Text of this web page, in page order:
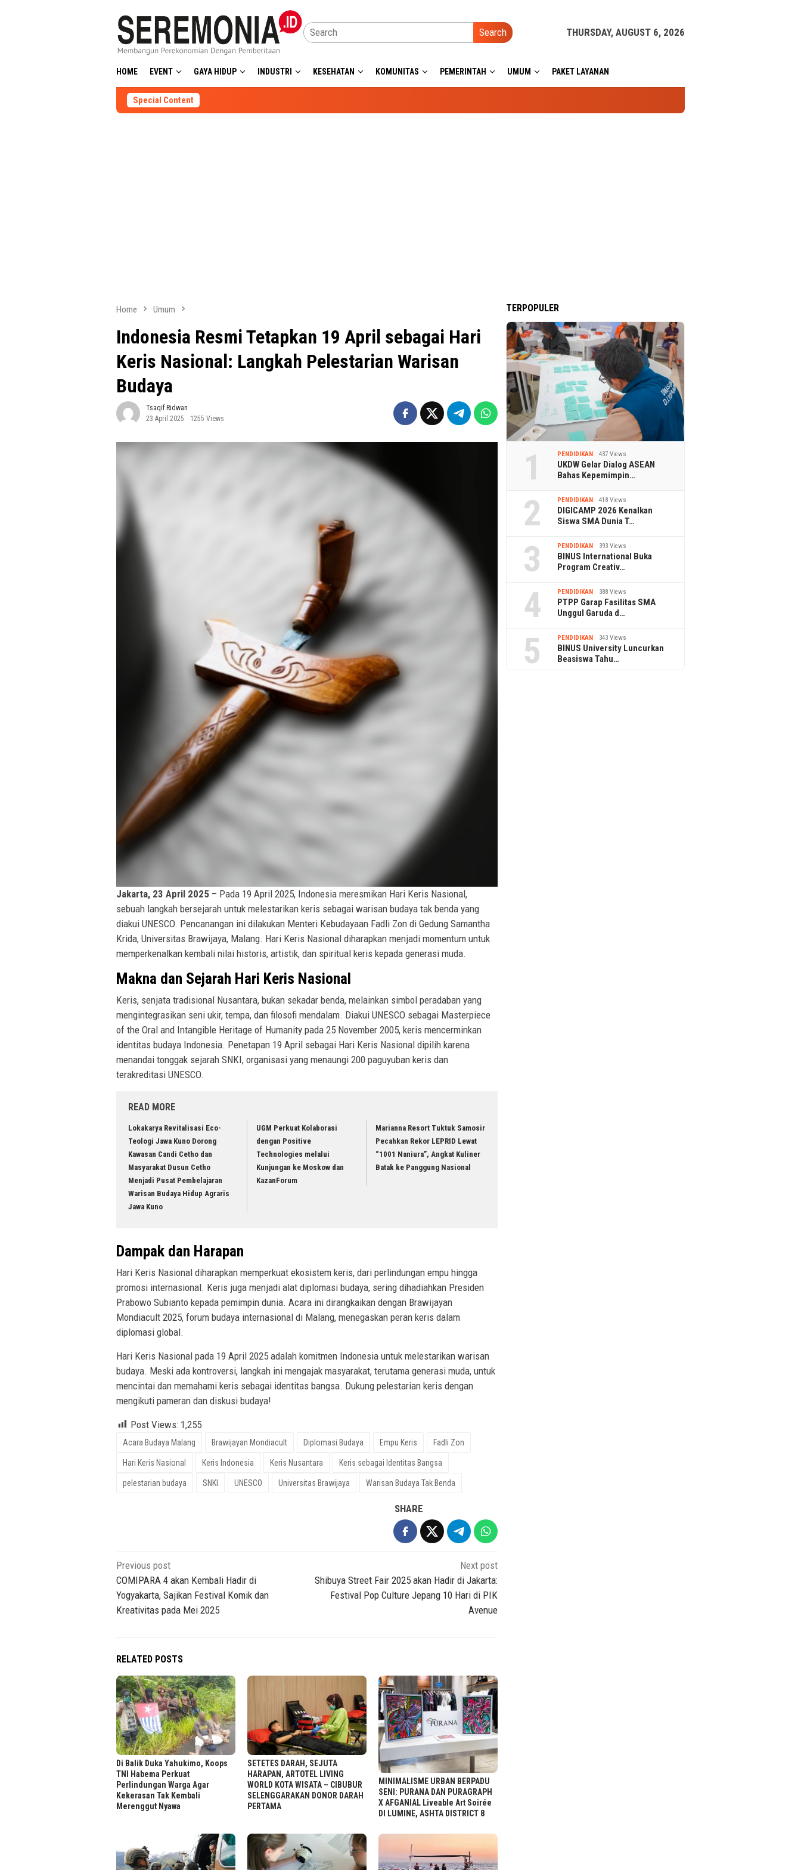
Search THURSDAY, AUGUST 6, 2026
HOME EVENT GAYA HIDUP INDUSTRI KESEHATAN KOMUNITAS PEMERINTAH UMUM PAKET LAYANAN
Special Content
Home Umum
Indonesia Resmi Tetapkan 19 April sebagai Hari
Keris Nasional: Langkah Pelestarian Warisan
Budaya
Tsaqif Ridwan
23 April 2025
1255 Views
Jakarta, 23 April 2025 – Pada 19 April 2025, Indonesia meresmikan Hari Keris Nasional,
sebuah langkah bersejarah untuk melestarikan keris sebagai warisan budaya tak benda yang
diakui UNESCO. Pencanangan ini dilakukan Menteri Kebudayaan Fadli Zon di Gedung Samantha
Krida, Universitas Brawijaya, Malang. Hari Keris Nasional diharapkan menjadi momentum untuk
memperkenalkan kembali nilai historis, artistik, dan spiritual keris kepada generasi muda.
Makna dan Sejarah Hari Keris Nasional
Keris, senjata tradisional Nusantara, bukan sekadar benda, melainkan simbol peradaban yang
mengintegrasikan seni ukir, tempa, dan filosofi mendalam. Diakui UNESCO sebagai Masterpiece
of the Oral and Intangible Heritage of Humanity pada 25 November 2005, keris mencerminkan
identitas budaya Indonesia. Penetapan 19 April sebagai Hari Keris Nasional dipilih karena
menandai tonggak sejarah SNKI, organisasi yang menaungi 200 paguyuban keris dan
terakreditasi UNESCO.
READ MORE
Lokakarya Revitalisasi Eco-
Teologi Jawa Kuno Dorong
Kawasan Candi Cetho dan
Masyarakat Dusun Cetho
Menjadi Pusat Pembelajaran
Warisan Budaya Hidup Agraris
Jawa Kuno
UGM Perkuat Kolaborasi
dengan Positive
Technologies melalui
Kunjungan ke Moskow dan
KazanForum
Marianna Resort Tuktuk Samosir
Pecahkan Rekor LEPRID Lewat
“1001 Naniura”, Angkat Kuliner
Batak ke Panggung Nasional
Dampak dan Harapan
Hari Keris Nasional diharapkan memperkuat ekosistem keris, dari perlindungan empu hingga
promosi internasional. Keris juga menjadi alat diplomasi budaya, sering dihadiahkan Presiden
Prabowo Subianto kepada pemimpin dunia. Acara ini dirangkaikan dengan Brawijayan
Mondiacult 2025, forum budaya internasional di Malang, menegaskan peran keris dalam
diplomasi global.
Hari Keris Nasional pada 19 April 2025 adalah komitmen Indonesia untuk melestarikan warisan
budaya. Meski ada kontroversi, langkah ini mengajak masyarakat, terutama generasi muda, untuk
mencintai dan memahami keris sebagai identitas bangsa. Dukung pelestarian keris dengan
mengikuti pameran dan diskusi budaya!
Post Views: 1,255
Acara Budaya Malang Brawijayan Mondiacult Diplomasi Budaya Empu Keris Fadli Zon
Hari Keris Nasional Keris Indonesia Keris Nusantara Keris sebagai Identitas Bangsa
pelestarian budaya SNKI UNESCO Universitas Brawijaya Warisan Budaya Tak Benda
SHARE
Post
navigation
Previous post
COMIPARA 4 akan Kembali Hadir di
Yogyakarta, Sajikan Festival Komik dan
Kreativitas pada Mei 2025
Next post
Shibuya Street Fair 2025 akan Hadir di Jakarta:
Festival Pop Culture Jepang 10 Hari di PIK
Avenue
RELATED POSTS
Di Balik Duka Yahukimo, Koops
TNI Habema Perkuat
Perlindungan Warga Agar
Kekerasan Tak Kembali
Merenggut Nyawa
SETETES DARAH, SEJUTA
HARAPAN, ARTOTEL LIVING
WORLD KOTA WISATA – CIBUBUR
SELENGGARAKAN DONOR DARAH
PERTAMA
MINIMALISME URBAN BERPADU
SENI: PURANA DAN PURAGRAPH
X AFGANIAL Liveable Art Soirée
DI LUMINE, ASHTA DISTRICT 8
TERPOPULER
1 PENDIDIKAN 437 Views
UKDW Gelar Dialog ASEAN
Bahas Kepemimpin…
2 PENDIDIKAN 418 Views
DIGICAMP 2026 Kenalkan
Siswa SMA Dunia T…
3 PENDIDIKAN 393 Views
BINUS International Buka
Program Creativ…
4 PENDIDIKAN 388 Views
PTPP Garap Fasilitas SMA
Unggul Garuda d…
5 PENDIDIKAN 343 Views
BINUS University Luncurkan
Beasiswa Tahu…